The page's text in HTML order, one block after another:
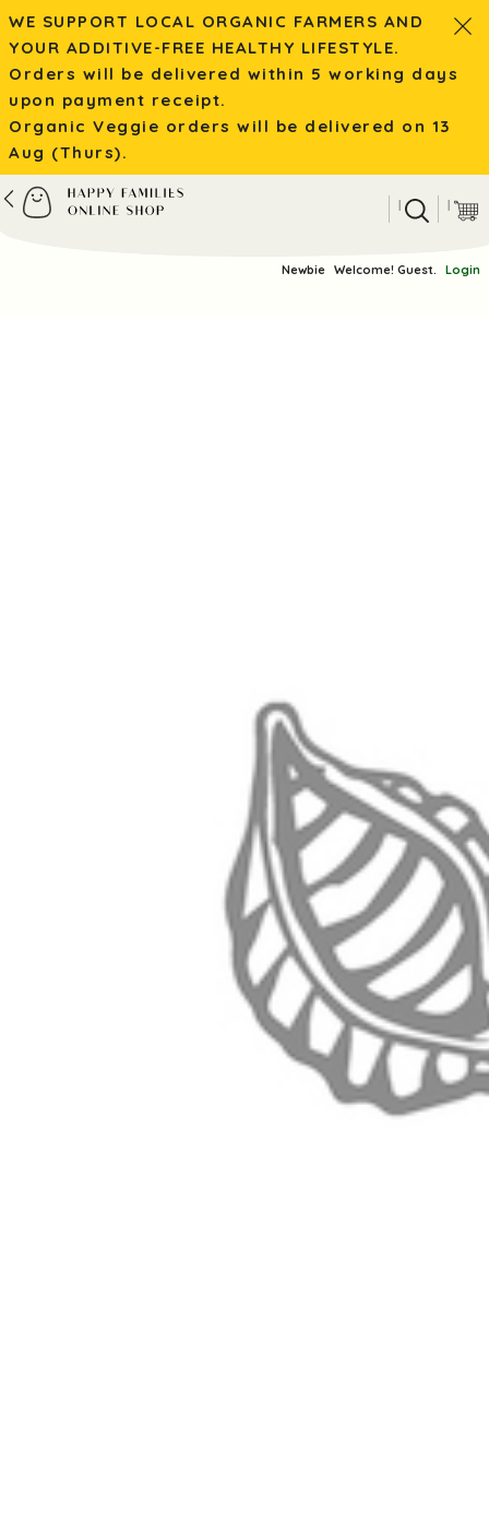
WE SUPPORT LOCAL ORGANIC FARMERS AND
YOUR ADDITIVE-FREE HEALTHY LIFESTYLE.
Orders will be delivered within 5 working days
upon payment receipt.
Organic Veggie orders will be delivered on 13
Aug (Thurs).
| |
Newbie Welcome! Guest. Login